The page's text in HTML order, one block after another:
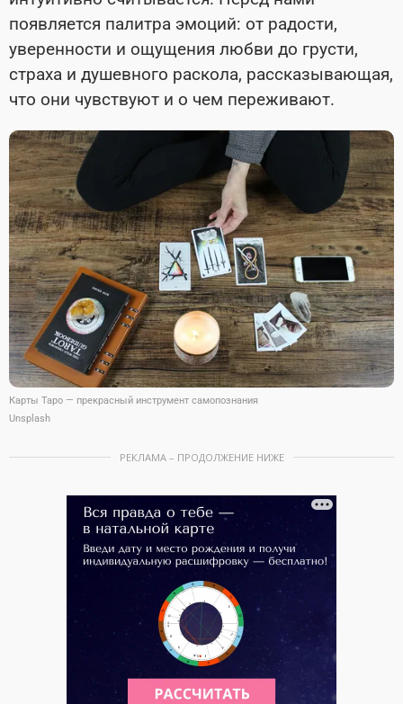
появляется палитра эмоций: от радости,
уверенности и ощущения любви до грусти,
страха и душевного раскола, рассказывающая,
что они чувствуют и о чем переживают.
Карты Таро — прекрасный инструмент самопознания
Unsplash
РЕКЛАМА – ПРОДОЛЖЕНИЕ НИЖЕ